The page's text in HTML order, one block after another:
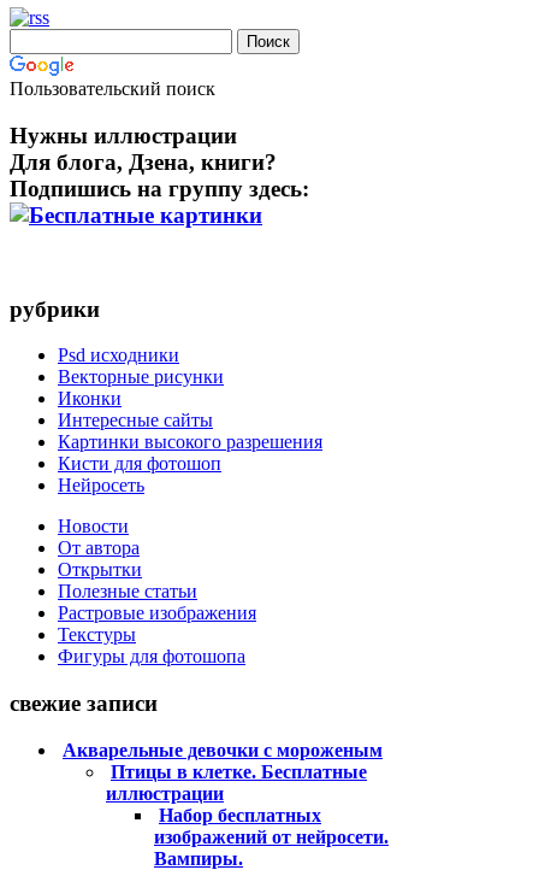
Пользовательский поиск
Нужны иллюстрации
Для блога, Дзена, книги?
Подпишись на группу здесь:
рубрики
Psd исходники
Векторные рисунки
Иконки
Интересные сайты
Картинки высокого разрешения
Кисти для фотошоп
Нейросеть
Новости
От автора
Открытки
Полезные статьи
Растровые изображения
Текстуры
Фигуры для фотошопа
свежие записи
Акварельные девочки с мороженым
Птицы в клетке. Бесплатные
иллюстрации
Набор бесплатных
изображений от нейросети.
Вампиры.